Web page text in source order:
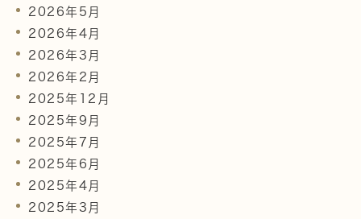
2026年5月
2026年4月
2026年3月
2026年2月
2025年12月
2025年9月
2025年7月
2025年6月
2025年4月
2025年3月